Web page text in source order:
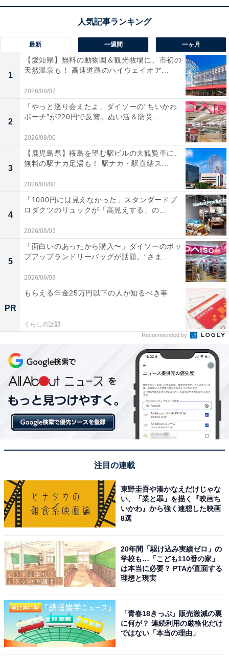
販売中です。
この商品のおすすめポイントは？
アスリートやアクティブなユーザーのために開発したス
ポーツ向け完全ワイヤレスイヤホンです。自社開発の
7mmダイナミックドライバーを搭載し、深く豊かな低音
と、ゼンハイザーらしい繊細な高域を両立。まさに「走
りながら最高の音に浸れる」一台です。
最大の特徴は、独自の
「アダプタブルアコースティッ
ク」機能。周囲の音を取り込んで安全に走りたい時のた
めのオープン型イヤーアダプターと、音楽に集中したい
時のための密閉型イヤーアダプターの2種類を付け替え
できるほか、アプリで音質を最適化できます。IP54の防
塵・防滴性能を備え、イヤホン単体で9時間、ケース込
みで最大27時間の再生が可能なため、過酷なトレーニン
グや長距離ランニングの強力なパートナーになります！
ゼンハイザー「SPORT True Wireless」の口コミ
は？
ゼンハイザー「SPORT True Wireless」には以下のよう
スポーツ用ということで期待半分でしたが、音を聴
いて驚きました。有線イヤホンに迫る解像度で、運
動中も音楽をしっかり楽しめます
フィン（イヤーウィング）の形が絶妙で、激しく動
いても全くズレません。イヤーチップの選択で「外
の音を聴くか、没入するか」を選べるのが本当に画
汗をかいても平気なタフさと、Bluetoothの接続の安
定感が素晴らしい。ゼンハイザーの音が外でも楽し
めるのは贅沢です
ジムやランニング中でも高音質な音楽を楽しみたい人
ーサウンド」を諦めたくない人に、間違いなくおすすめ
の商品です。
あわせて読みたい
最新 一週間 一ヶ月
1
【愛知県】無料の動物園＆観光牧場に、市初の
天然温泉も！ 高速道路のハイウェイオア...
2026/08/07
2
「やっと巡り会えたよ」ダイソーの“ちいかわ
ポーチ”が220円で反響。ぬい活＆防災...
2026/08/06
3
【鹿児島県】桜島を望む駅ビルの大観覧車に、
無料の駅ナカ足湯も！ 駅ナカ・駅直結ス...
2026/08/08
4
「1000円には見えなかった」スタンダードプ
ロダクツのリュックが「高見えする」の...
2026/08/03
5
「面白いのあったから購入〜」ダイソーのポッ
プアップランドリーバッグが話題。“さま...
2026/08/03
PR
もらえる年金25万円以下の人が知るべき事
くらしの話題
Recommended by
注目の連載
東野圭吾や湊かなえだけじゃな
い、「業と罪」を描く『映画ち
いかわ』から強く連想した映画
8選
20年間「駆け込み実績ゼロ」の
学校も…「こども110番の家」
は本当に必要？ PTAが直面する
理想と現実
「青春18きっぷ」販売激減の裏
に何が？ 連続利用の厳格化だけ
ではない「本当の理由」